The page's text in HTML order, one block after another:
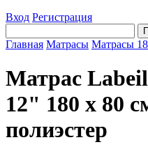
Вход Регистрация
Главная Матрасы Матрасы
Матрас
12" 180 х 80
полиэстер